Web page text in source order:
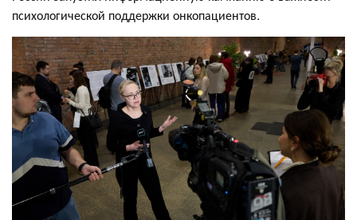
психологической поддержки онкопациентов.